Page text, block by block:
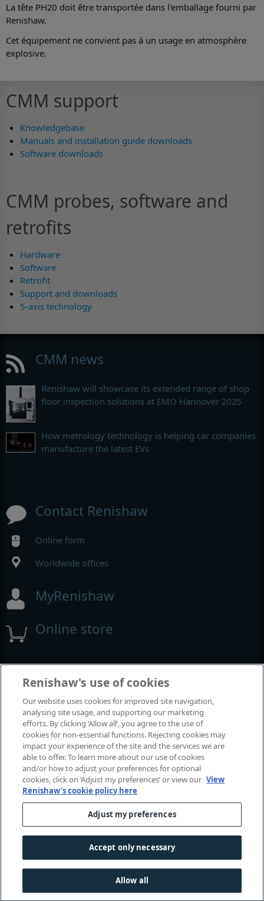
La tête PH20 doit être transportée dans l'emballage fourni par
Renishaw.
Cet équipement ne convient pas à un usage en atmosphère
explosive.
CMM support
Knowledgebase
Manuals and installation guide downloads
Software downloads
CMM probes, software and
retrofits
Hardware
Software
Retrofit
Support and downloads
5-axis technology
CMM news
Renishaw will showcase its extended range of shop
floor inspection solutions at EMO Hannover 2025
How metrology technology is helping car companies
manufacture the latest EVs
Contact Renishaw
Online form
Worldwide offices
MyRenishaw
Online store
Events and exhibitions
View all events and exhibitions
© 2001-2026 Renishaw plc. All rights reserved.
Contact us
Accessibility
Cookies guide|Investors|Modern slavery
Renishaw's use of cookies
Our website uses cookies for improved site navigation,
analysing site usage, and supporting our marketing
efforts. By clicking ‘Allow all’, you agree to the use of
cookies for non-essential functions. Rejecting cookies may
impact your experience of the site and the services we are
able to offer. To learn more about our use of cookies
and/or how to adjust your preferences for optional
cookies, click on ‘Adjust my preferences’ or view our View
Renishaw's cookie policy here
Adjust my preferences
Accept only necessary
Allow all